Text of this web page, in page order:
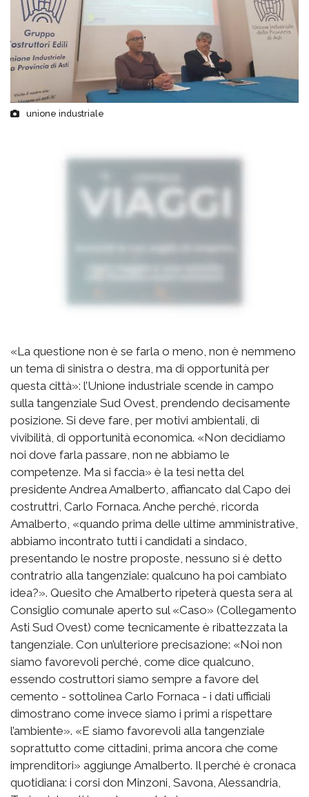
unione industriale
«La questione non è se farla o meno, non è nemmeno
un tema di sinistra o destra, ma di opportunità per
questa città»: l’Unione industriale scende in campo
sulla tangenziale Sud Ovest, prendendo decisamente
posizione. Si deve fare, per motivi ambientali, di
vivibilità, di opportunità economica. «Non decidiamo
noi dove farla passare, non ne abbiamo le
competenze. Ma si faccia» è la tesi netta del
presidente Andrea Amalberto, affiancato dal Capo dei
costruttri, Carlo Fornaca. Anche perché, ricorda
Amalberto, «quando prima delle ultime amministrative,
abbiamo incontrato tutti i candidati a sindaco,
presentando le nostre proposte, nessuno si è detto
contratrio alla tangenziale: qualcuno ha poi cambiato
idea?». Quesito che Amalberto ripeterà questa sera al
Consiglio comunale aperto sul «Caso» (Collegamento
Asti Sud Ovest) come tecnicamente è ribattezzata la
tangenziale. Con un’ulteriore precisazione: «Noi non
siamo favorevoli perché, come dice qualcuno,
essendo costruttori siamo sempre a favore del
cemento - sottolinea Carlo Fornaca - i dati ufficiali
dimostrano come invece siamo i primi a rispettare
l’ambiente». «E siamo favorevoli alla tangenziale
soprattutto come cittadini, prima ancora che come
imprenditori» aggiunge Amalberto. Il perché è cronaca
quotidiana: i corsi don Minzoni, Savona, Alessandria,